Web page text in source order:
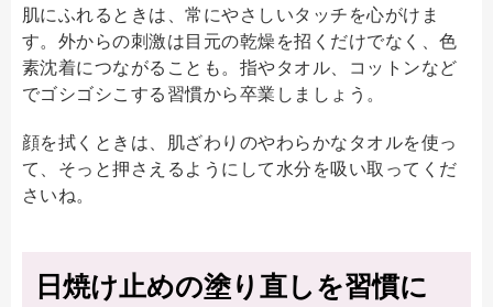
肌にふれるときは、常にやさしいタッチを心がけま
す。外からの刺激は目元の乾燥を招くだけでなく、色
素沈着につながることも。指やタオル、コットンなど
でゴシゴシこする習慣から卒業しましょう。
顔を拭くときは、肌ざわりのやわらかなタオルを使っ
て、そっと押さえるようにして水分を吸い取ってくだ
さいね。
日焼け止めの塗り直しを習慣に